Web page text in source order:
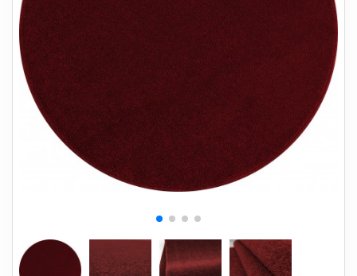
TÆPPER
+
LAMPER
+
HAVEMØBLER
+
ENTREMØBLER
SPAR PENGE PÅ UDVALGTE VARER